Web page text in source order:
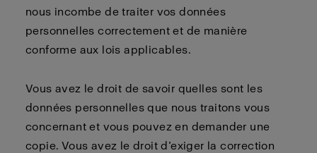
nous incombe de traiter vos données
personnelles correctement et de manière
conforme aux lois applicables.
Vous avez le droit de savoir quelles sont les
données personnelles que nous traitons vous
concernant et vous pouvez en demander une
copie. Vous avez le droit d’exiger la correction